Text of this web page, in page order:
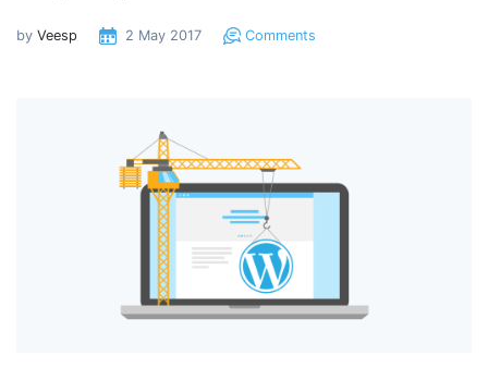
by Veesp 2 May 2017 Comments